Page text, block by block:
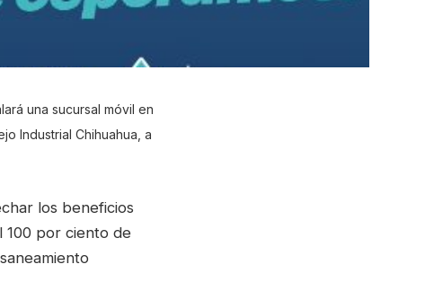
una sucursal móvil en
Industrial Chihuahua, a
los beneficios
100 por ciento de